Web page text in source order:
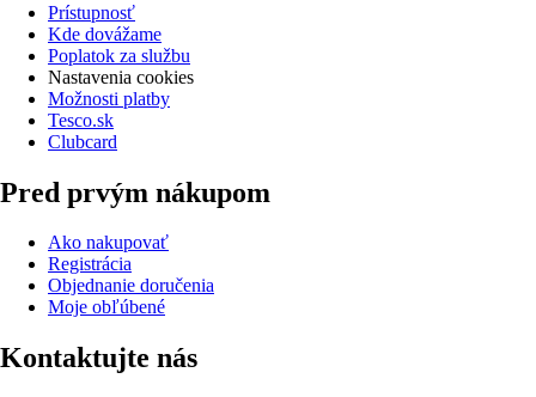
Prístupnosť
Kde dovážame
Poplatok za službu
Nastavenia cookies
Možnosti platby
Tesco.sk
Clubcard
Pred prvým nákupom
Ako nakupovať
Registrácia
Objednanie doručenia
Moje obľúbené
Kontaktujte nás